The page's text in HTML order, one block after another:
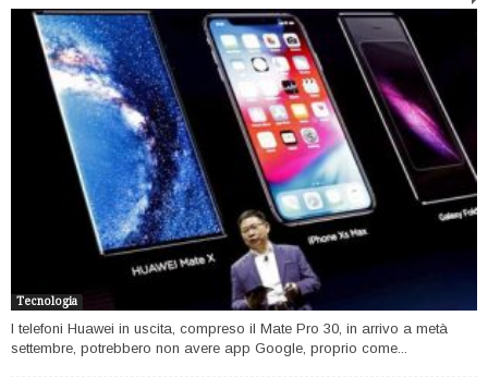
Tecnologia
I telefoni Huawei in uscita, compreso il Mate Pro 30, in arrivo a metà
settembre, potrebbero non avere app Google, proprio come...